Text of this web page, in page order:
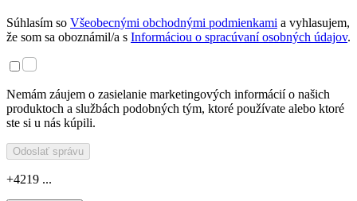
Súhlasím so Všeobecnými obchodnými podmienkami a vyhlasujem,
že som sa oboznámil/a s Informáciou o spracúvaní osobných údajov.
Nemám záujem o zasielanie marketingových informácií o našich
produktoch a službách podobných tým, ktoré používate alebo ktoré
ste si u nás kúpili.
Odoslať správu
+4219 ...